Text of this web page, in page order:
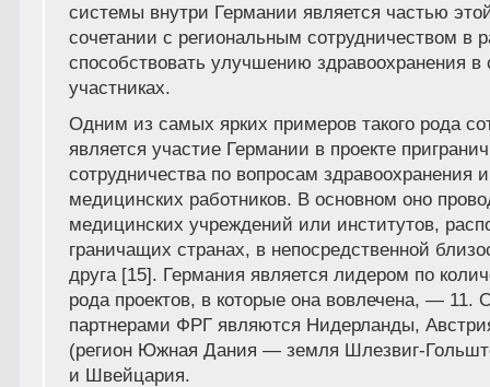
системы внутри Германии является частью
сочетании с региональным сотрудничеством в
способствовать улучшению здравоохранения в
участниках.
Одним из самых ярких примеров такого рода
является участие Германии в проекте
сотрудничества по вопросам здравоохранения
медицинских работников. В основном оно
медицинских учреждений или институтов,
граничащих странах, в непосредственной
друга [15]. Германия является лидером по
рода проектов, в которые она вовлечена, — 11.
партнерами ФРГ являются Нидерланды,
(регион Южная Дания — земля Шлезвиг-
и Швейцария.